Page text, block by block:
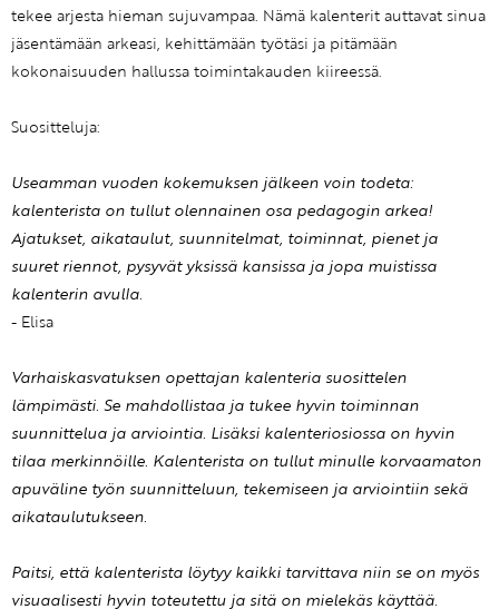
tekee arjesta hieman sujuvampaa. Nämä kalenterit auttavat sinua
jäsentämään arkeasi, kehittämään työtäsi ja pitämään
kokonaisuuden hallussa toimintakauden kiireessä.
Suositteluja:
Useamman vuoden kokemuksen jälkeen voin todeta:
kalenterista on tullut olennainen osa pedagogin arkea!
Ajatukset, aikataulut, suunnitelmat, toiminnat, pienet ja
suuret riennot, pysyvät yksissä kansissa ja jopa muistissa
kalenterin avulla.
- Elisa
Varhaiskasvatuksen opettajan kalenteria suosittelen
lämpimästi. Se mahdollistaa ja tukee hyvin toiminnan
suunnittelua ja arviointia. Lisäksi kalenteriosiossa on hyvin
tilaa merkinnöille. Kalenterista on tullut minulle korvaamaton
apuväline työn suunnitteluun, tekemiseen ja arviointiin sekä
aikataulutukseen.
Paitsi, että kalenterista löytyy kaikki tarvittava niin se on myös
visuaalisesti hyvin toteutettu ja sitä on mielekäs käyttää.